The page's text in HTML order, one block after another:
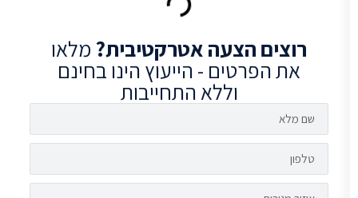
רוציםהצעה אטרקטיבית?מלאו
את הפרטים - הייעוץ הינו בחינם
וללא התחייבות